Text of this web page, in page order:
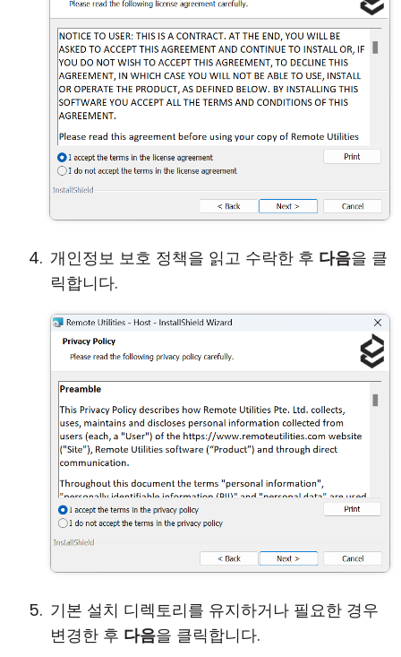
개인정보 보호 정책을 읽고 수락한 후 다음을 클
릭합니다.
기본 설치 디렉토리를 유지하거나 필요한 경우
변경한 후 다음을 클릭합니다.